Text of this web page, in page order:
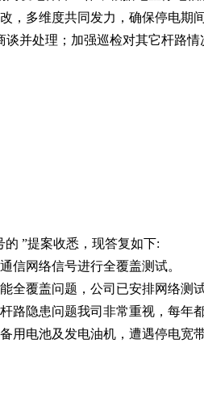
，多维度共同发力，确保停电期
并处理；加强巡检对其它杆路
”提案收悉，现答复如下:
信网络信号进行全覆盖测试。
全覆盖问题，公司已安排网络测
路隐患问题我司非常重视，每年
用电池及发电油机，遭遇停电